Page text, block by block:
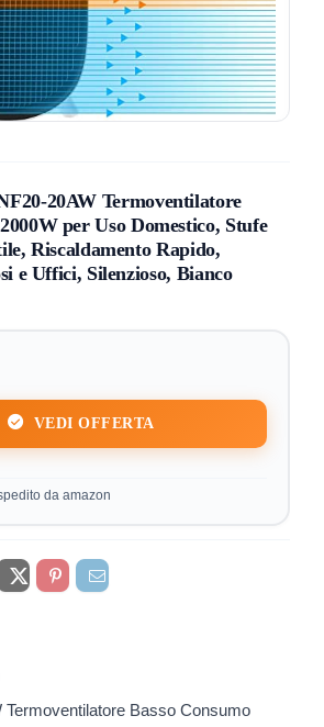
20AW Termoventilatore
per Uso Domestico, Stufe
Riscaldamento Rapido,
e Uffici, Silenzioso, Bianco
VEDI OFFERTA
da amazon
Termoventilatore Basso Consumo